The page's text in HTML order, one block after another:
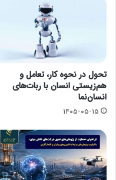
تحول در نحوه کار، تعامل و
هم‌زیستی انسان با ربات‌های
انسان‌نما
۱۴۰۵-۰۵-۱۵